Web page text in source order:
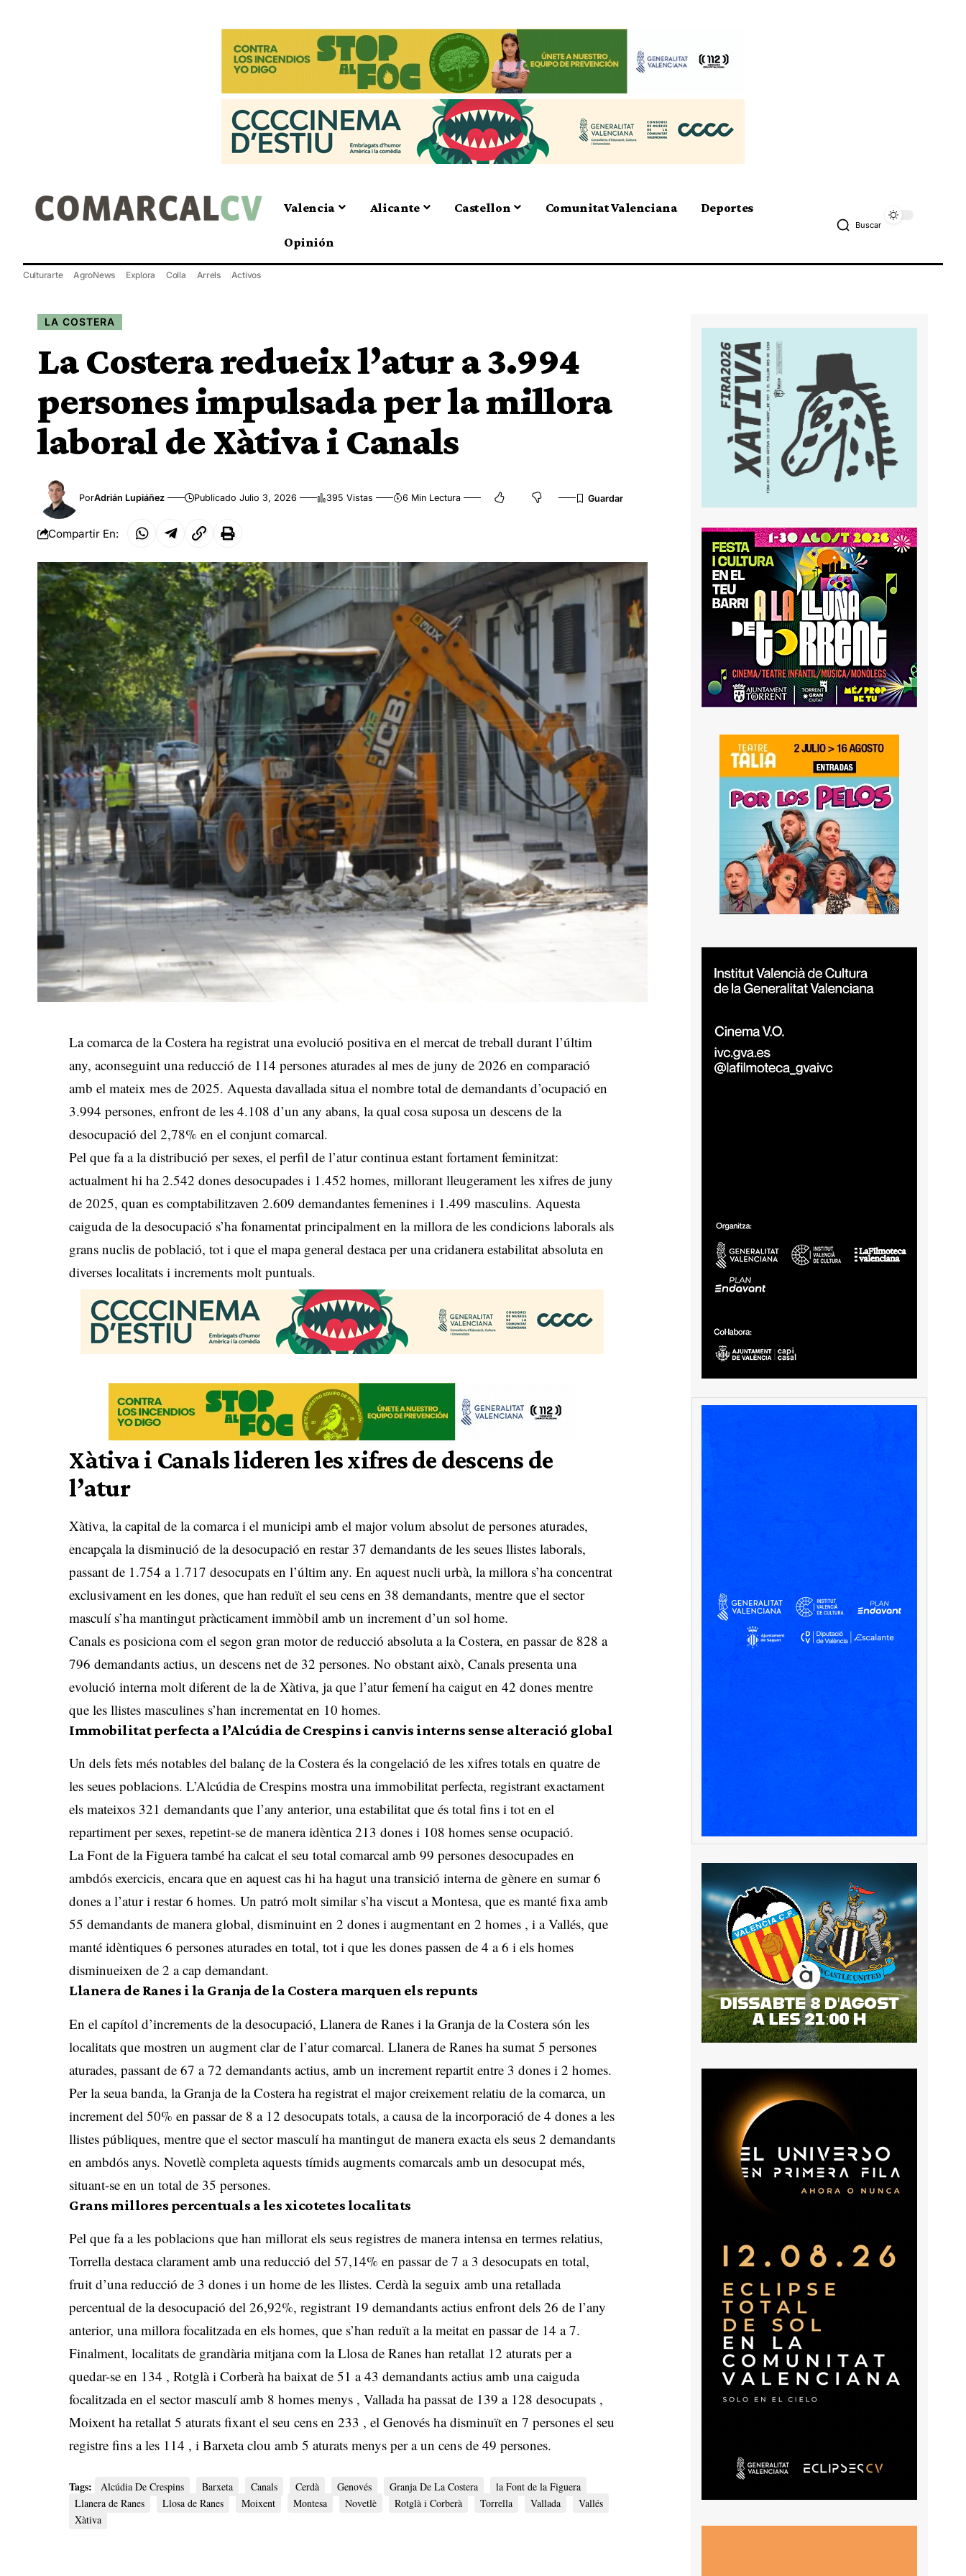
Valencia Alicante Castellon Comunitat Valenciana Deportes
Opinión
Buscar
Culturarte AgroNews Explora Colla Arrels Activos
LA COSTERA
La Costera redueix l’atur a 3.994
persones impulsada per la millora
laboral de Xàtiva i Canals
PorAdrián Lupiáñez Publicado Julio 3, 2026 395 Vistas 6 Min Lectura
Compartir En:
La comarca de la Costera ha registrat una evolució positiva en el mercat de treball durant l’últim
any, aconseguint una reducció de 114 persones aturades al mes de juny de 2026 en comparació
amb el mateix mes de 2025.Aquesta davallada situa el nombre total de demandants d’ocupació en
3.994 persones, enfront de les 4.108 d’un any abans, la qual cosa suposa un descens de la
desocupació del 2,78% en el conjunt comarcal.
Pel que fa a la distribució per sexes, el perfil de l’atur continua estant fortament feminitzat:
actualment hi ha 2.542 dones desocupades i 1.452 homes, millorant lleugerament les xifres de juny
de 2025, quan es comptabilitzaven 2.609 demandantes femenines i 1.499 masculins. Aquesta
caiguda de la desocupació s’ha fonamentat principalment en la millora de les condicions laborals als
grans nuclis de població, tot i que el mapa general destaca per una cridanera estabilitat absoluta en
diverses localitats i increments molt puntuals.
Xàtiva i Canals lideren les xifres de descens de
l’atur
Xàtiva, la capital de la comarca i el municipi amb el major volum absolut de persones aturades,
encapçala la disminució de la desocupació en restar 37 demandants de les seues llistes laborals,
passant de 1.754 a 1.717 desocupats en l’últim any.En aquest nucli urbà, la millora s’ha concentrat
exclusivament en les dones, que han reduït el seu cens en 38 demandants, mentre que el sector
masculí s’ha mantingut pràcticament immòbil amb un increment d’un sol home.
Canals es posiciona com el segon gran motor de reducció absoluta a la Costera, en passar de 828 a
796 demandants actius, un descens net de 32 persones.No obstant això, Canals presenta una
evolució interna molt diferent de la de Xàtiva, ja que l’atur femení ha caigut en 42 dones mentre
que les llistes masculines s’han incrementat en 10 homes.
Immobilitat perfecta a l’Alcúdia de Crespins i canvis interns sense alteració global
Un dels fets més notables del balanç de la Costera és la congelació de les xifres totals en quatre de
les seues poblacions.L’Alcúdia de Crespins mostra una immobilitat perfecta, registrant exactament
els mateixos 321 demandants que l’any anterior, una estabilitat que és total fins i tot en el
repartiment per sexes, repetint-se de manera idèntica 213 dones i 108 homes sense ocupació.
La Font de la Figuera també ha calcat el seu total comarcal amb 99 persones desocupades en
ambdós exercicis, encara que en aquest cas hi ha hagut una transició interna de gènere en sumar 6
dones a l’atur i restar 6 homes.Un patró molt similar s’ha viscut a Montesa, que es manté fixa amb
55 demandants de manera global, disminuint en 2 dones i augmentant en 2 homes , i a Vallés, que
manté idèntiques 6 persones aturades en total, tot i que les dones passen de 4 a 6 i els homes
disminueixen de 2 a cap demandant.
Llanera de Ranes i la Granja de la Costera marquen els repunts
En el capítol d’increments de la desocupació, Llanera de Ranes i la Granja de la Costera són les
localitats que mostren un augment clar de l’atur comarcal.Llanera de Ranes ha sumat 5 persones
aturades, passant de 67 a 72 demandants actius, amb un increment repartit entre 3 dones i 2 homes.
Per la seua banda, la Granja de la Costera ha registrat el major creixement relatiu de la comarca, un
increment del 50% en passar de 8 a 12 desocupats totals, a causa de la incorporació de 4 dones a les
llistes públiques, mentre que el sector masculí ha mantingut de manera exacta els seus 2 demandants
en ambdós anys.Novetlè completa aquests tímids augments comarcals amb un desocupat més,
situant-se en un total de 35 persones.
Grans millores percentuals a les xicotetes localitats
Pel que fa a les poblacions que han millorat els seus registres de manera intensa en termes relatius,
Torrella destaca clarament amb una reducció del 57,14% en passar de 7 a 3 desocupats en total,
fruit d’una reducció de 3 dones i un home de les llistes.Cerdà la seguix amb una retallada
percentual de la desocupació del 26,92%, registrant 19 demandants actius enfront dels 26 de l’any
anterior, una millora focalitzada en els homes, que s’han reduït a la meitat en passar de 14 a 7.
Finalment, localitats de grandària mitjana com la Llosa de Ranes han retallat 12 aturats per a
quedar-se en 134 , Rotglà i Corberà ha baixat de 51 a 43 demandants actius amb una caiguda
focalitzada en el sector masculí amb 8 homes menys , Vallada ha passat de 139 a 128 desocupats ,
Moixent ha retallat 5 aturats fixant el seu cens en 233 , el Genovés ha disminuït en 7 persones el seu
registre fins a les 114 , i Barxeta clou amb 5 aturats menys per a un cens de 49 persones.
Tags: Alcúdia De Crespins Barxeta Canals Cerdà Genovés Granja De La Costera
la Font de la Figuera
Llanera de Ranes
Llosa de Ranes Moixent Montesa Novetlè Rotglà i Corberà Torrella Vallada
Vallés
Xàtiva